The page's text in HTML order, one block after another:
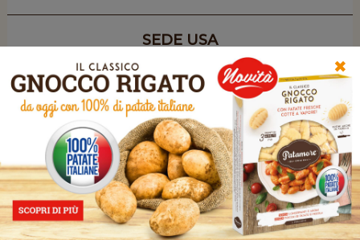
✖
SEDE USA
BC GOURMET USA, INC.
86 SANDERSON AVE. - 01902 LYNN, MA
CONTATTACI